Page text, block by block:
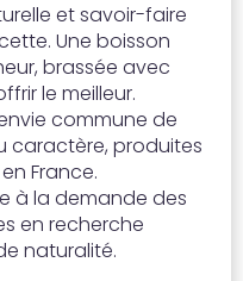
et savoir-faire
Une boisson
brassée avec
le meilleur.
envie commune de
caractère, produites
France.
à la demande des
en recherche
naturalité.